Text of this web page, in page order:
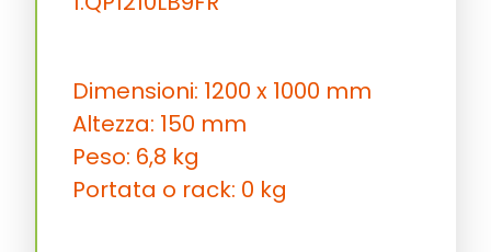
Dimensioni: 1200 x 1000 mm
Altezza: 150 mm
Peso: 6,8 kg
Portata o rack: 0 kg